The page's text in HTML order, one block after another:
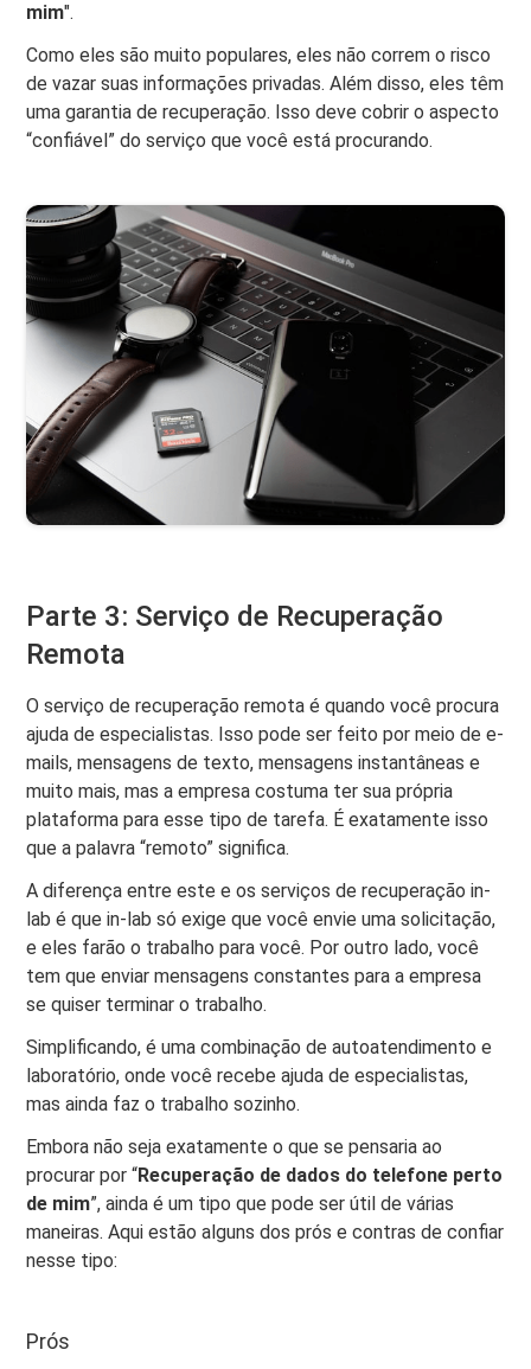
mim".
Como eles são muito populares, eles não correm o risco
de vazar suas informações privadas. Além disso, eles têm
uma garantia de recuperação. Isso deve cobrir o aspecto
“confiável” do serviço que você está procurando.
Parte 3: Serviço de Recuperação
Remota
O serviço de recuperação remota é quando você procura
ajuda de especialistas. Isso pode ser feito por meio de e-
mails, mensagens de texto, mensagens instantâneas e
muito mais, mas a empresa costuma ter sua própria
plataforma para esse tipo de tarefa. É exatamente isso
que a palavra “remoto” significa.
A diferença entre este e os serviços de recuperação in-
lab é que in-lab só exige que você envie uma solicitação,
e eles farão o trabalho para você. Por outro lado, você
tem que enviar mensagens constantes para a empresa
se quiser terminar o trabalho.
Simplificando, é uma combinação de autoatendimento e
laboratório, onde você recebe ajuda de especialistas,
mas ainda faz o trabalho sozinho.
Embora não seja exatamente o que se pensaria ao
procurar por “Recuperação de dados do telefone perto
de mim”, ainda é um tipo que pode ser útil de várias
maneiras. Aqui estão alguns dos prós e contras de confiar
nesse tipo:
Prós